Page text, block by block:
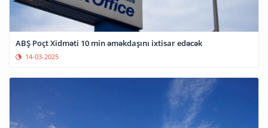
ABŞ Poçt Xidməti 10 min əməkdaşını ixtisar edəcək
14-03-2025